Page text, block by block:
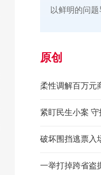
原创
柔性调解百万元
紧盯民生小案
一举打掉跨省盗